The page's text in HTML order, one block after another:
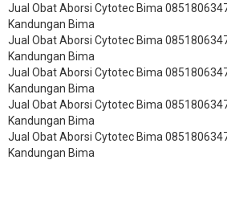
Jual Obat Aborsi Cytotec Bima
Kandungan Bima
Jual Obat Aborsi Cytotec Bima
Kandungan Bima
Jual Obat Aborsi Cytotec Bima
Kandungan Bima
Jual Obat Aborsi Cytotec Bima
Kandungan Bima
Jual Obat Aborsi Cytotec Bima
Kandungan Bima